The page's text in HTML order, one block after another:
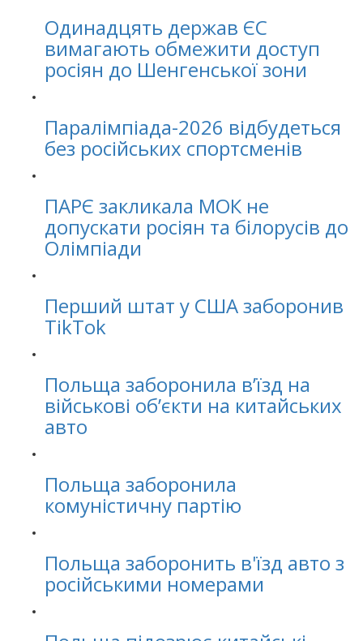
Одинадцять держав ЄС
вимагають обмежити доступ
росіян до Шенгенської зони
Паралімпіада-2026 відбудеться
без російських спортсменів
ПАРЄ закликала МОК не
допускати росіян та білорусів до
Олімпіади
Перший штат у США заборонив
TikTok
Польща заборонила в’їзд на
військові об’єкти на китайських
авто
Польща заборонила
комуністичну партію
Польща заборонить в'їзд авто з
російськими номерами